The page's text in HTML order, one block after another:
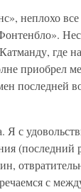
неплохо
где
приобрел
последней
с
(последний
с